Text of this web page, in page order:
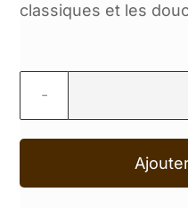
classiques et les